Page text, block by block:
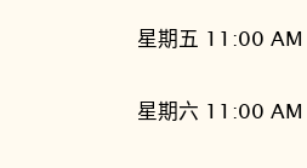
星期五 11:00
星期六 11:00